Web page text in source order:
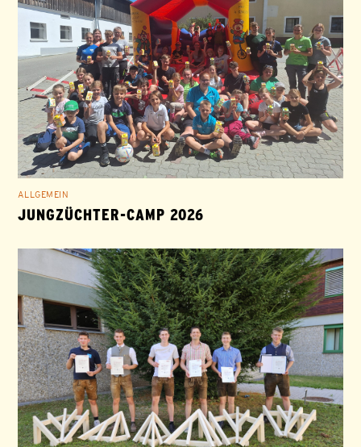
ALLGEMEIN
JUNGZÜCHTER-CAMP 2026